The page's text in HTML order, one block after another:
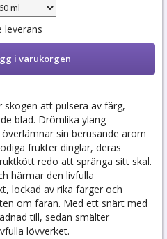
leverans
i varukorgen
att pulsera av färg,
blad. Drömlika ylang-
sin berusande arom
frukter dinglar, deras
redo att spränga sitt skal.
härmar den livfulla
lockad av rika färger och
om faran. Med ett snärt med
till, sedan smälter
lövverket.